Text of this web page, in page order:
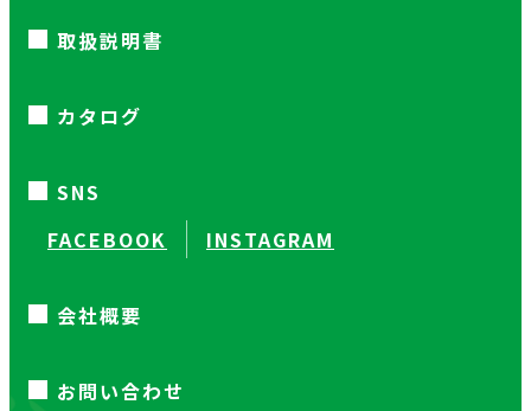
取扱説明書
カタログ
SNS
FACEBOOK
INSTAGRAM
会社概要
お問い合わせ